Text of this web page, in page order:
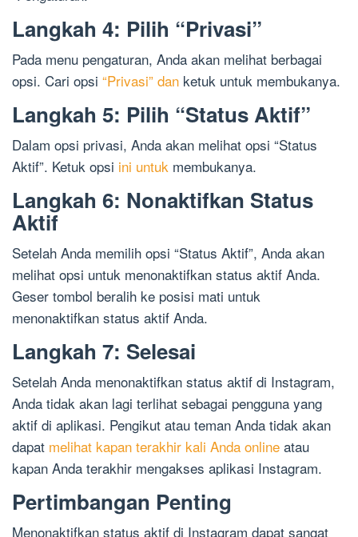
Langkah 4: Pilih “Privasi”
Pada menu pengaturan, Anda akan melihat berbagai
opsi. Cari opsi “Privasi” dan ketuk untuk membukanya.
Langkah 5: Pilih “Status Aktif”
Dalam opsi privasi, Anda akan melihat opsi “Status
Aktif”. Ketuk opsi ini untuk membukanya.
Langkah 6: Nonaktifkan Status
Aktif
Setelah Anda memilih opsi “Status Aktif”, Anda akan
melihat opsi untuk menonaktifkan status aktif Anda.
Geser tombol beralih ke posisi mati untuk
menonaktifkan status aktif Anda.
Langkah 7: Selesai
Setelah Anda menonaktifkan status aktif di Instagram,
Anda tidak akan lagi terlihat sebagai pengguna yang
aktif di aplikasi. Pengikut atau teman Anda tidak akan
dapat melihat kapan terakhir kali Anda online atau
kapan Anda terakhir mengakses aplikasi Instagram.
Pertimbangan Penting
Menonaktifkan status aktif di Instagram dapat sangat